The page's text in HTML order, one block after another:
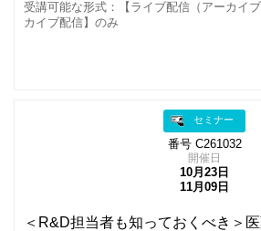
受講可能な形式：【ライブ配信（アーカイ
カイブ配信】のみ
セミナー
番号 C261032
開催日
10月23日
11月09日
＜R&D担当者も知っておくべき＞